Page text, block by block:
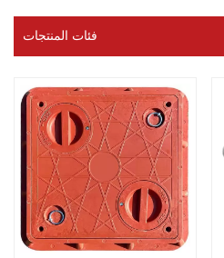
فئات المنتجات